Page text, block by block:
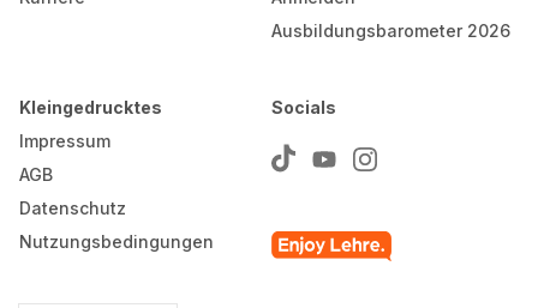
Ausbildungsbarometer 2026
Kleingedrucktes
Impressum
AGB
Datenschutz
Nutzungsbedingungen
Socials